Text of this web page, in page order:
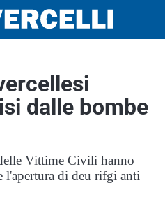
dalle bombe
Vittime Civili hanno
l'apertura di deu rifgi anti